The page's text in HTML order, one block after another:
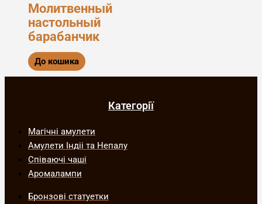
Молитвенный
настольный
барабанчик
До кошика
Категорії
Магічні амулети
Амулети Індіі та Непалу
Співаючі чаші
Аромалампи
Бронзові статуетки